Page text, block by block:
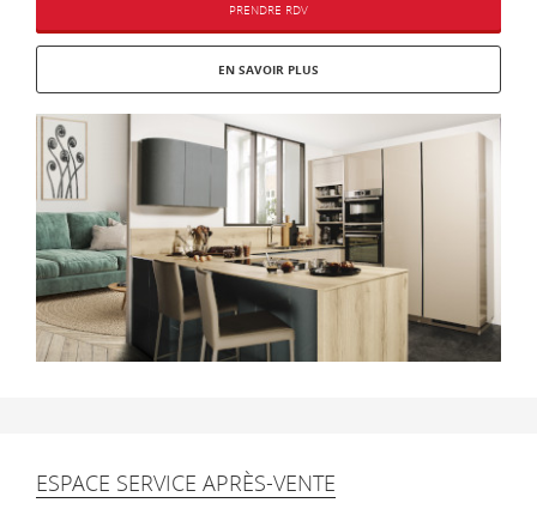
PRENDRE RDV
EN SAVOIR PLUS
ESPACE SERVICE APRÈS-VENTE